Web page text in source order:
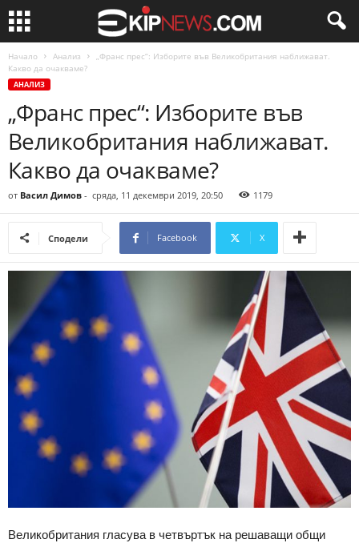
Начало Анализ
„Франс прес“: Изборите във Великобритания наближават.
Какво да очакваме?
АНАЛИЗ
„Франс прес“: Изборите във
Великобритания наближават.
Какво да очакваме?
от Васил Димов - сряда, 11 декември 2019, 20:50 1179
Сподели Facebook X
Великобритания гласува в четвъртък на решаващи общи